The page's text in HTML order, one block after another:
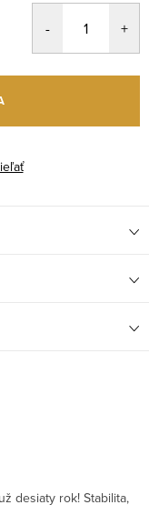
desiaty rok! Stabilita,